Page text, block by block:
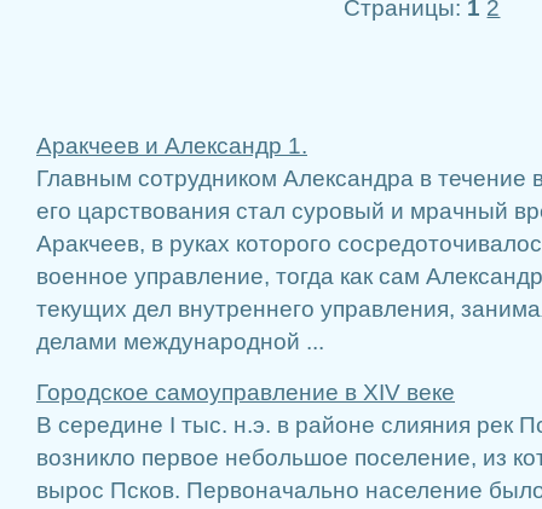
Страницы: 1 2
Аракчеев и Александр 1.
Главным сотрудником Александра в течение
его царствования стал суровый и мрачный
Аракчеев, в руках которого
военное управление, тогда как сам
текущих дел внутреннего управления,
делами международной ...
Городское самоуправление в XIV веке
В середине I тыс. н.э. в районе слияния рек
возникло первое небольшое поселение, из
вырос Псков. Первоначально население